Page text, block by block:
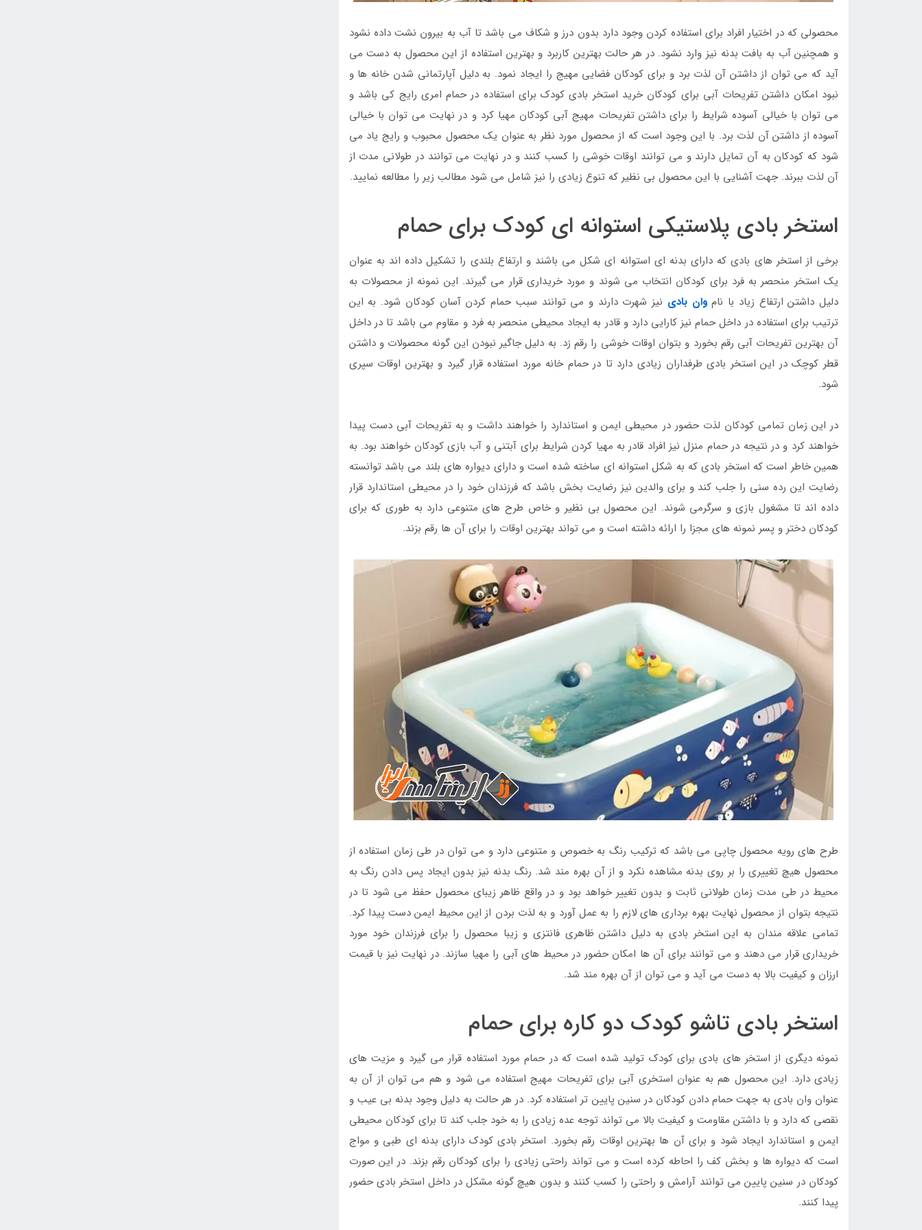
محصولی که در اختیار افراد برای استفاده کردن وجود دارد بدون درز و شکاف می باشد تا آب به بیرون نشت داده نشود
و همچنین آب به بافت بدنه نیز وارد نشود. در هر حالت بهترین کاربرد و بهترین استفاده از این محصول به دست می
آید که می توان از داشتن آن لذت برد و برای کودکان فضایی مهیج را ایجاد نمود. به دلیل آپارتمانی شدن خانه ها و
نبود امکان داشتن تفریحات آبی برای کودکان خرید استخر بادی کودک برای استفاده در حمام امری رایج کی باشد و
می توان با خیالی آسوده شرایط را برای داشتن تفریحات مهیج آبی کودکان مهیا کرد و در نهایت می توان با خیالی
آسوده از داشتن آن لذت برد. با این وجود است که از محصول مورد نظر به عنوان یک محصول محبوب و رایج یاد می
شود که کودکان به آن تمایل دارند و می توانند اوقات خوشی را کسب کنند و در نهایت می توانند در طولانی مدت از
آن لذت ببرند. جهت آشنایی با این محصول بی نظیر که تنوع زیادی را نیز شامل می شود مطالب زیر را مطالعه نمایید.
استخر بادی پلاستیکی استوانه ای کودک برای حمام
برخی از استخر های بادی که دارای بدنه ای استوانه ای شکل می باشند و ارتفاع بلندی را تشکیل داده اند به عنوان
یک استخر منحصر به فرد برای کودکان انتخاب می شوند و مورد خریداری قرار می گیرند. این نمونه از محصولات به
دلیل داشتن ارتفاع زیاد با ناموان بادی نیز شهرت دارند و می توانند سبب حمام کردن آسان کودکان شود. به این
ترتیب برای استفاده در داخل حمام نیز کارایی دارد و قادر به ایجاد محیطی منحصر به فرد و مقاوم می باشد تا در داخل
آن بهترین تفریحات آبی رقم بخورد و بتوان اوقات خوشی را رقم زد. به دلیل جاگیر نبودن این گونه محصولات و داشتن
قطر کوچک در این استخر بادی طرفداران زیادی دارد تا در حمام خانه مورد استفاده قرار گیرد و بهترین اوقات سپری
شود.
در این زمان تمامی کودکان لذت حضور در محیطی ایمن و استاندارد را خواهند داشت و به تفریحات آبی دست پیدا
خواهند کرد و در نتیجه در حمام منزل نیز افراد قادر به مهیا کردن شرایط برای آبتنی و آب بازی کودکان خواهند بود. به
همین خاطر است که استخر بادی که به شکل استوانه ای ساخته شده است و دارای دیواره های بلند می باشد توانسته
رضایت این رده سنی را جلب کند و برای والدین نیز رضایت بخش باشد که فرزندان خود را در محیطی استاندارد قرار
داده اند تا مشغول بازی و سرگرمی شوند. این محصول بی نظیر و خاص طرح های متنوعی دارد به طوری که برای
کودکان دختر و پسر نمونه های مجزا را ارائه داشته است و می تواند بهترین اوقات را برای آن ها رقم بزند.
طرح های رویه محصول چاپی می باشد که ترکیب رنگ به خصوص و متنوعی دارد و می توان در طی زمان استفاده از
محصول هیچ تغییری را بر روی بدنه مشاهده نکرد و از آن بهره مند شد. رنگ بدنه نیز بدون ایجاد پس دادن رنگ به
محیط در طی مدت زمان طولانی ثابت و بدون تغییر خواهد بود و در واقع ظاهر زیبای محصول حفظ می شود تا در
نتیجه بتوان از محصول نهایت بهره برداری های لازم را به عمل آورد و به لذت بردن از این محیط ایمن دست پیدا کرد.
تمامی علاقه مندان به این استخر بادی به دلیل داشتن ظاهری فانتزی و زیبا محصول را برای فرزندان خود مورد
خریداری قرار می دهند و می توانند برای آن ها امکان حضور در محیط های آبی را مهیا سازند. در نهایت نیز با قیمت
ارزان و کیفیت بالا به دست می آید و می توان از آن بهره مند شد.
استخر بادی تاشو کودک دو کاره برای حمام
نمونه دیگری از استخر های بادی برای کودک تولید شده است که در حمام مورد استفاده قرار می گیرد و مزیت های
زیادی دارد. این محصول هم به عنوان استخری آبی برای تفریحات مهیج استفاده می شود و هم می توان از آن به
عنوان وان بادی به جهت حمام دادن کودکان در سنین پایین تر استفاده کرد. در هر حالت به دلیل وجود بدنه بی عیب و
نقصی که دارد و با داشتن مقاومت و کیفیت بالا می تواند توجه عده زیادی را به خود جلب کند تا برای کودکان محیطی
ایمن و استاندارد ایجاد شود و برای آن ها بهترین اوقات رقم بخورد. استخر بادی کودک دارای بدنه ای طبی و مواج
است که دیواره ها و بخش کف را احاطه کرده است و می تواند راحتی زیادی را برای کودکان رقم بزند. در این صورت
کودکان در سنین پایین می توانند آرامش و راحتی را کسب کنند و بدون هیچ گونه مشکل در داخل استخر بادی حضور
پیدا کنند.